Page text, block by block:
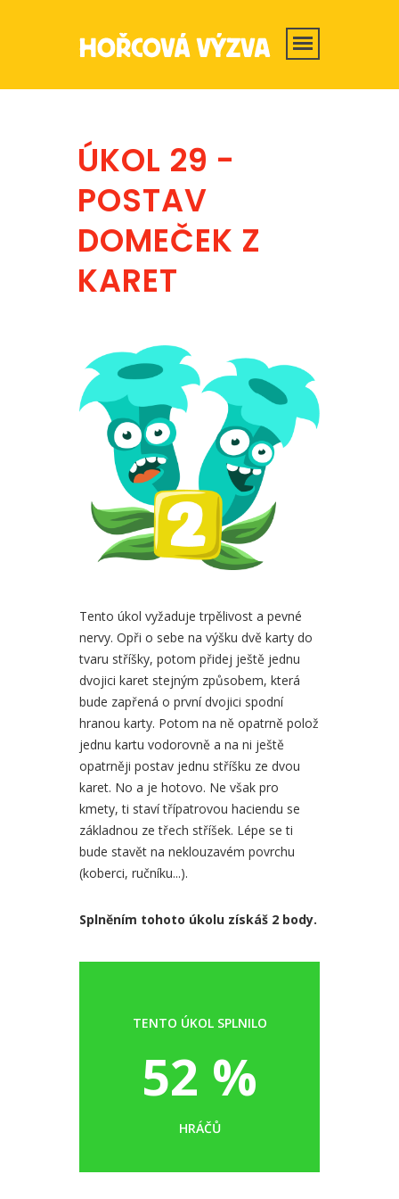
ÚKOL 29 -
POSTAV
DOMEČEK Z
KARET
Tento úkol vyžaduje trpělivost a pevné
nervy. Opři o sebe na výšku dvě karty do
tvaru stříšky, potom přidej ještě jednu
dvojici karet stejným způsobem, která
bude zapřená o první dvojici spodní
hranou karty. Potom na ně opatrně polož
jednu kartu vodorovně a na ni ještě
opatrněji postav jednu stříšku ze dvou
karet. No a je hotovo. Ne však pro
kmety, ti staví třípatrovou haciendu se
základnou ze třech stříšek. Lépe se ti
bude stavět na neklouzavém povrchu
(koberci, ručníku...).
Splněním tohoto úkolu získáš 2 body.
TENTO ÚKOL SPLNILO
52 %
HRÁČŮ